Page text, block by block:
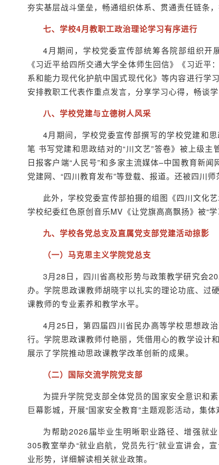
夯实基层战斗堡垒，畅通组织体系、贯通责任链条
七、学校4月教职工政治理论学习有序进行
4月期间，学校党委宣传部统筹各院部组织开
《习近平给四所交通大学全体师生回信》《习近
系和能力现代化护航中国式现代化》等内容进行学
安排教职工代表作重点发言，分享学习心得，畅谈
八、学校党建与立德树人风采
4月期间，学校党委宣传部撰写的学校党建和
笔 书写党建和思政结对的“川文艺”答卷》被上级
日报客户端“人民号”和多家主流媒体–中国教育新
党建网、“四川教育发布”等登载、报道。还被四川
此外，学校党委宣传部拍摄的组图《四川文化
学校纪委红色原创音乐MV《让党旗高高飘扬》被“
九、学校各党总支及直属党支部党建活动掠影
（一）马克思主义学院党总支
3月28日，四川省高校形势与政策教学研究会
办。学院思政课教师胡晓宇以扎实的理论功底、过
课教师的专业素养和教学水平。
4月25日，第四届四川省民办高等学校思想政
行。学院思政课教师付艳丽，凭借用心的教学设计
展示了学院推动思政课教学改革创新的成果。
（二）国际交流学院党支部
为提升学院党支部全体党员的国家安全意识和
巨幕影城，开展“国家安全教育”主题观影活动，集
为帮助2026届毕业生明晰职业路径、增强就
305教室举办“就业启航，党员先行”就业宣讲会，
业形势，详细解读相关就业政策。